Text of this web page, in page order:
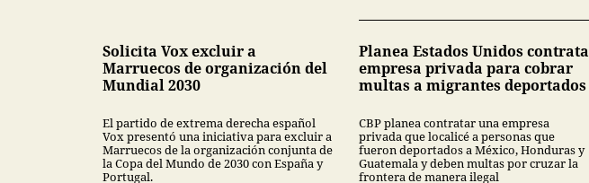
Solicita Vox excluir a
Marruecos de organización del
Mundial 2030
El partido de extrema derecha español
Vox presentó una iniciativa para excluir a
Marruecos de la organización conjunta de
la Copa del Mundo de 2030 con España y
Portugal.
Planea Estados Unidos contrata
empresa privada para cobrar
multas a migrantes deportados
CBP planea contratar una empresa
privada que localicé a personas que
fueron deportados a México, Honduras y
Guatemala y deben multas por cruzar la
frontera de manera ilegal